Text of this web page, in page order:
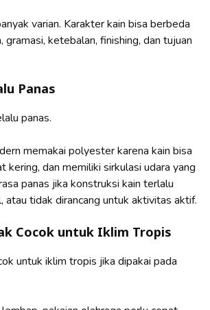
varian. Karakter kain bisa berbeda
gramasi, ketebalan, finishing, dan tujuan
Panas
panas.
memakai polyester karena kain bisa
kering, dan memiliki sirkulasi udara yang
panas jika konstruksi kain terlalu
atau tidak dirancang untuk aktivitas aktif.
Cocok untuk Iklim Tropis
untuk iklim tropis jika dipakai pada